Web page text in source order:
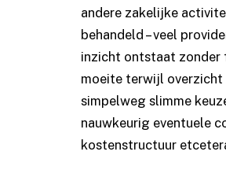
andere zakelijke
behandeld – veel
inzicht ontstaat zonder
moeite terwijl
simpelweg slimme
nauwkeurig eventuele
kostenstructuur